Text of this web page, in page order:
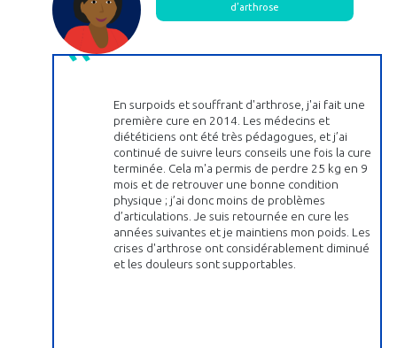
d’arthrose
En surpoids et souffrant d'arthrose, j'ai fait une
première cure en 2014. Les médecins et
diététiciens ont été très pédagogues, et j’ai
continué de suivre leurs conseils une fois la cure
terminée. Cela m'a permis de perdre 25 kg en 9
mois et de retrouver une bonne condition
physique ; j’ai donc moins de problèmes
d’articulations. Je suis retournée en cure les
années suivantes et je maintiens mon poids. Les
crises d'arthrose ont considérablement diminué
et les douleurs sont supportables.